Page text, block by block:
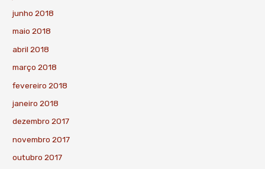
junho 2018
maio 2018
abril 2018
março 2018
fevereiro 2018
janeiro 2018
dezembro 2017
novembro 2017
outubro 2017